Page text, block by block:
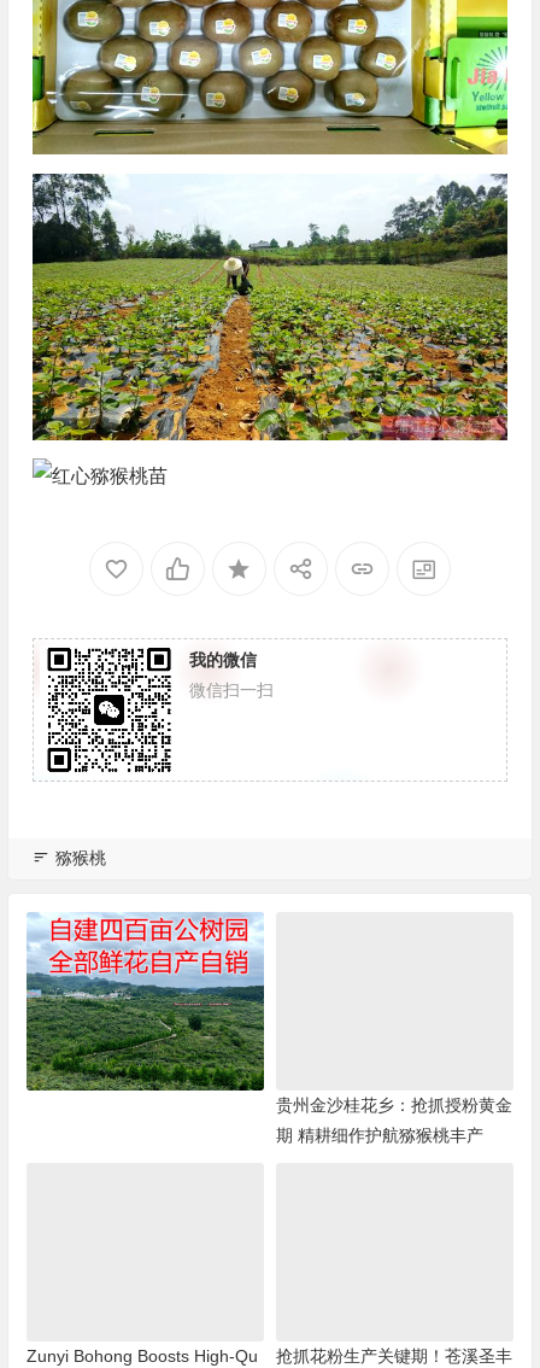
我的微信
微信扫一扫
猕猴桃
贵州金沙桂花乡：抢抓授粉黄金
期 精耕细作护航猕猴桃丰产
Zunyi Bohong Boosts High-Qu
抢抓花粉生产关键期！苍溪圣丰